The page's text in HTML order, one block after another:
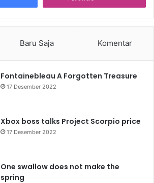
Baru Saja Komentar
Fontainebleau A Forgotten Treasure
17 Desember 2022
Xbox boss talks Project Scorpio price
17 Desember 2022
One swallow does not make the
spring